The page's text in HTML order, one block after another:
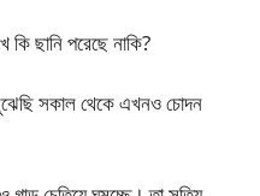
কি ছানি পরেছে নাকি?
সকাল থেকে এখনও চোদন